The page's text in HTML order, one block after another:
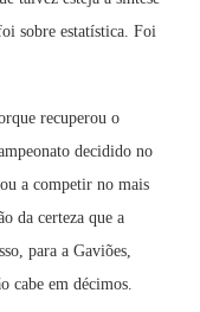
sobre estatística. Foi
recuperou o
decidido no
a competir no mais
da certeza que a
para a Gaviões,
cabe em décimos.